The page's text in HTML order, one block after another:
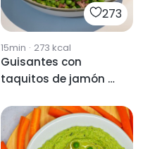
273
15min · 273 kcal
Guisantes con
taquitos de jamón y